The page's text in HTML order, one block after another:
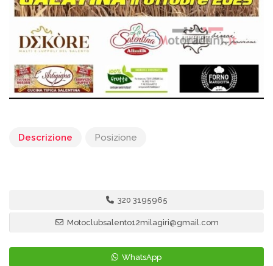
Descrizione Posizione
320 3195965
Motoclubsalento12milagiri@gmail.com
WhatsApp